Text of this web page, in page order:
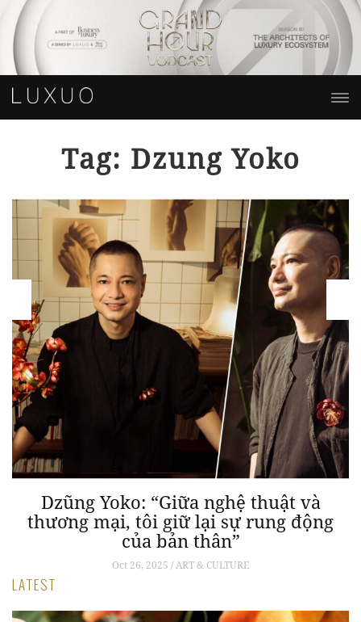
Tag: Dzung Yoko
Dzũng Yoko: “Giữa nghệ thuật và
thương mại, tôi giữ lại sự rung động
của bản thân”
Oct 26, 2025 / ART & CULTURE
LATEST